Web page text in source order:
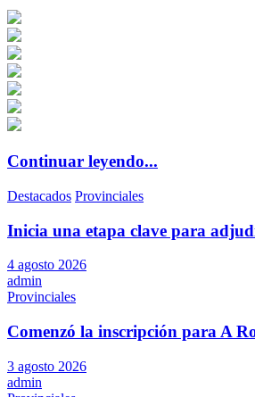
Continuar leyendo...
Destacados Provinciales
Inicia una etapa clave para
4 agosto 2026
admin
Provinciales
Comenzó la inscripción para A
3 agosto 2026
admin